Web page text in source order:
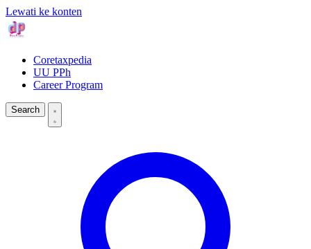
Lewati ke konten
Coretaxpedia
UU PPh
Career Program
Search